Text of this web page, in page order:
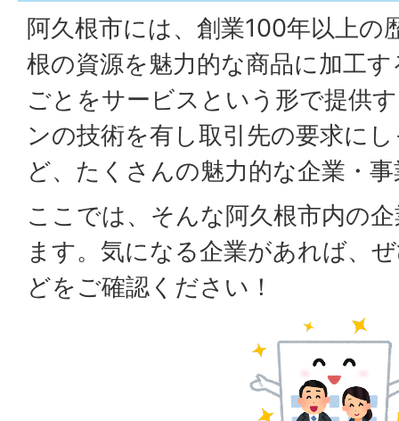
阿久根市には、創業100年以上の
根の資源を魅力的な商品に加工
ごとをサービスという形で提供
ンの技術を有し取引先の要求に
ど、たくさんの魅力的な企業・
ここでは、そんな阿久根市内の
ます。気になる企業があれば、
どをご確認ください！